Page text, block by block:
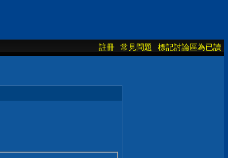
註冊 常見問題 標記討論區為已讀